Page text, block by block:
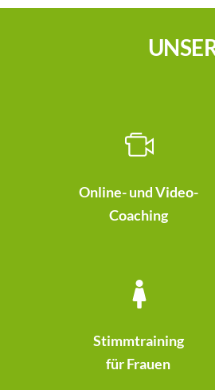
Online- und Video-
Coaching
Stimmtraining
für Frauen